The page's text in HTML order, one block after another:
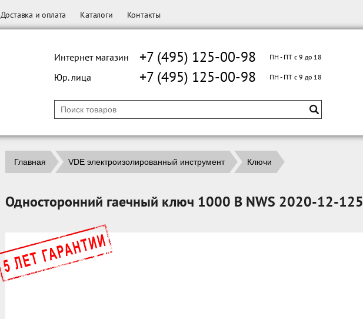
Доставка и оплата Каталоги Контакты
Интернет магазин +7 (495) 125-00-98 ПН - ПТ с 9 до 18
Юр. лица +7 (495) 125-00-98 ПН - ПТ с 9 до 18
Главная VDE электроизолированный инструмент Ключи
Односторонний гаечный ключ 1000 В NWS 2020-12-125